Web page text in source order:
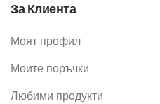
За Клиента
Моят профил
Моите поръчки
Любими продукти